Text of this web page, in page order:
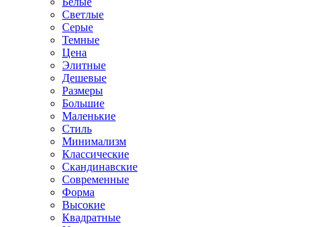
Светлые
Серые
Темные
Цена
Элитные
Дешевые
Размеры
Большие
Маленькие
Стиль
Минимализм
Классические
Скандинавские
Современные
Форма
Высокие
Квадратные